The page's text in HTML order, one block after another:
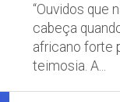
“Ouvidos que
cabeça
africano forte
teimosia. A...